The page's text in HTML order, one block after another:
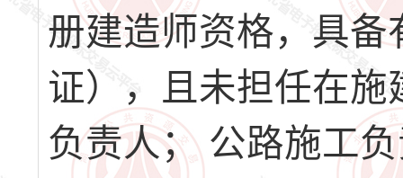
册建造师资格，具
证），且未担任在
负责人； 公路施工